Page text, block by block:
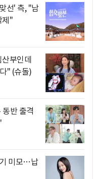
선' 측, "남
제"
산부인데
" (슈돌)
반 출격
미모…납